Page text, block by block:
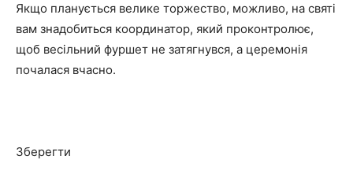
Якщо планується велике торжество, можливо, на святі
вам знадобиться координатор, який проконтролює,
щоб весільний фуршет не затягнувся, а церемонія
почалася вчасно.
Зберегти